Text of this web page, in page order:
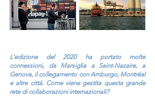
L’edizione del 2020 ha portato molte
connessioni, da Marsiglia a Saint-Nazaire, a
Genova, il collegamento con Amburgo, Montréal
e altre città. Come viene gestita questa grande
rete di collaborazioni internazionali?